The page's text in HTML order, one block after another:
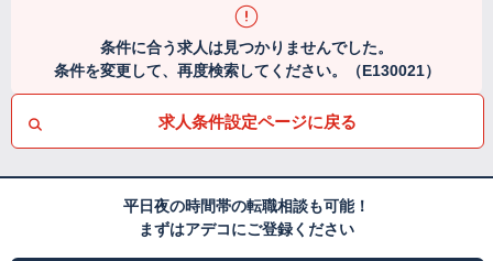
条件に合う求人は見つかりませんでした。
条件を変更して、再度検索してください。（E130021）
求人条件設定ページに戻る
平日夜の時間帯の転職相談も可能！
まずはアデコにご登録ください